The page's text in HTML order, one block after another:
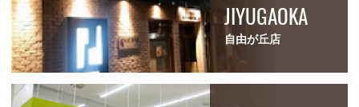
JIYUGAOKA
自由が丘店